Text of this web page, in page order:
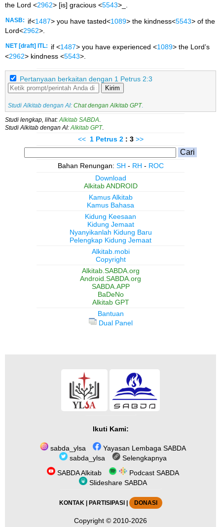
the Lord <2962> [is] gracious <5543>_.
NASB: if<1487> you have tasted<1089> the kindness<5543> of the
Lord<2962>.
NET [draft] ITL: if <1487> you have experienced <1089> the Lord’s
<2962> kindness <5543>.
Pertanyaan berkaitan dengan 1 Petrus 2:3
Kirim
Studi Alkitab dengan AI: Chat dengan Alkitab GPT.
Studi lengkap, lihat: Alkitab SABDA
Studi Alkitab dengan AI: Alkitab GPT.
<< 1 Petrus 2 : 3 >>
Bahan Renungan: SH - RH - ROC
Download
Alkitab ANDROID
Kamus Alkitab
Kamus Bahasa
Kidung Keesaan
Kidung Jemaat
Nyanyikanlah Kidung Baru
Pelengkap Kidung Jemaat
Alkitab.mobi
Copyright
Alkitab.SABDA.org
Android.SABDA.org
SABDA.APP
BaDeNo
Alkitab GPT
Bantuan
Dual Panel
Ikuti Kami:
sabda_ylsa
Yayasan Lembaga SABDA
sabda_ylsa
Selengkapnya
SABDA Alkitab
Podcast SABDA
Slideshare SABDA
KONTAK| PARTISIPASI DONASI
Copyright © 2010-2026